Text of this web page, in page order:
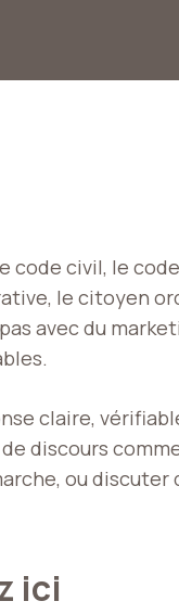
code civil, le
le citoyen
avec du
claire,
discours
ou discuter
ici